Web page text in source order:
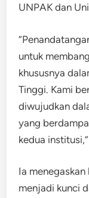
UNPAK dan
untuk
khususnya
Tinggi. Kami
diwujudkan
yang
kedua
Ia
menjadi kunci